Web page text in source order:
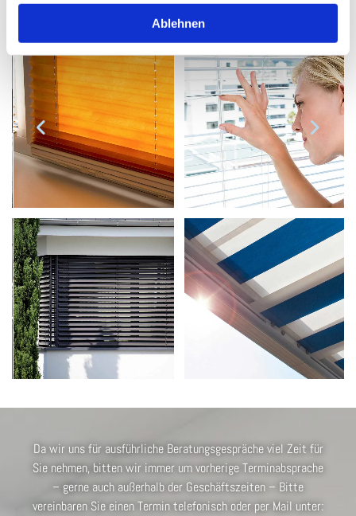
Ablehnen
Da wir uns für ausführliche Beratungsgespräche viel Zeit für
Sie nehmen, bitten wir immer um vorherige Terminabsprache
– gerne auch außerhalb der Geschäftszeiten – Bitte
vereinbaren Sie einen Termin telefonisch oder per Mail unter: